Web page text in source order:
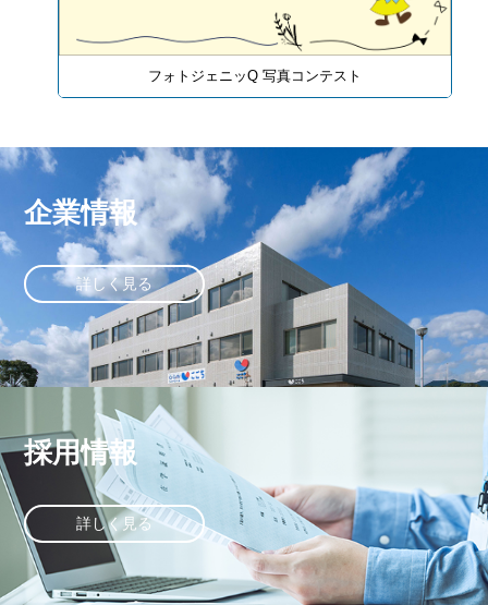
フォトジェニッQ 写真コンテスト
企業情報
詳しく見る
採用情報
詳しく見る